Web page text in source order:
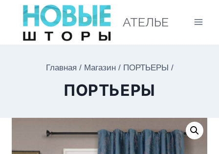
АТЕЛЬЕ
Главная / Магазин / ПОРТЬЕРЫ /
ПОРТЬЕРЫ